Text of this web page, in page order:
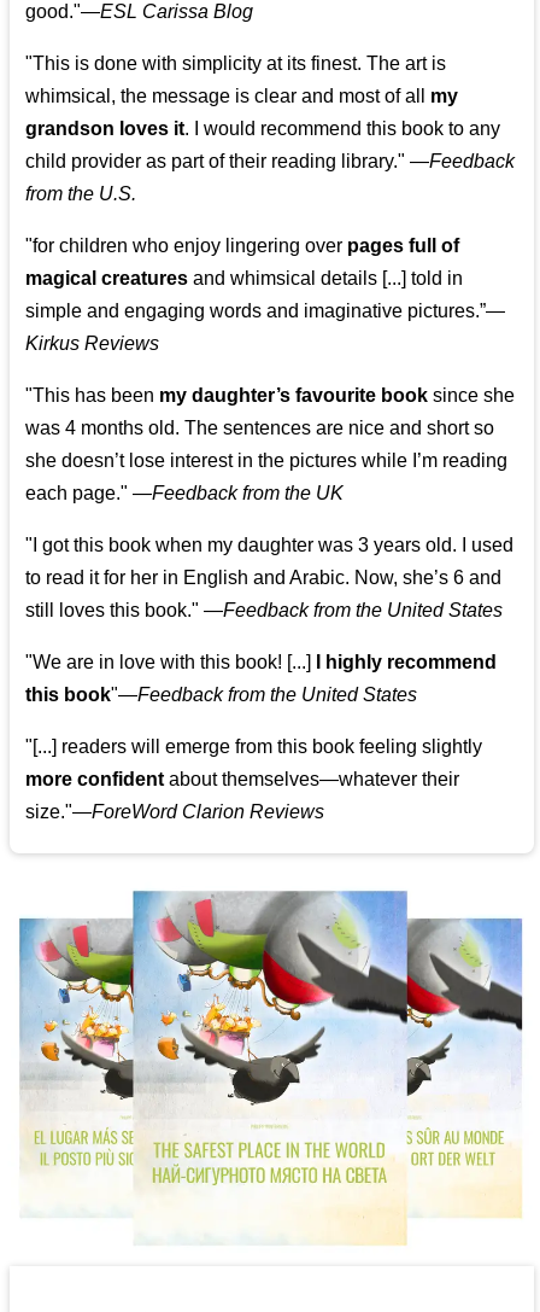
good."—ESL Carissa Blog
"This is done with simplicity at its finest. The art is
whimsical, the message is clear and most of all my
grandson loves it. I would recommend this book to any
child provider as part of their reading library." —Feedback
from the U.S.
"for children who enjoy lingering over pages full of
magical creatures and whimsical details [...] told in
simple and engaging words and imaginative pictures.”—
Kirkus Reviews
"This has been my daughter’s favourite book since she
was 4 months old. The sentences are nice and short so
she doesn’t lose interest in the pictures while I’m reading
each page." —Feedback from the UK
"I got this book when my daughter was 3 years old. I used
to read it for her in English and Arabic. Now, she’s 6 and
still loves this book." —Feedback from the United States
"We are in love with this book! [...]
I highly recommend
this book"—Feedback from the United States
"[...] readers will emerge from this book feeling slightly
more confident about themselves—whatever their
size."—ForeWord Clarion Reviews